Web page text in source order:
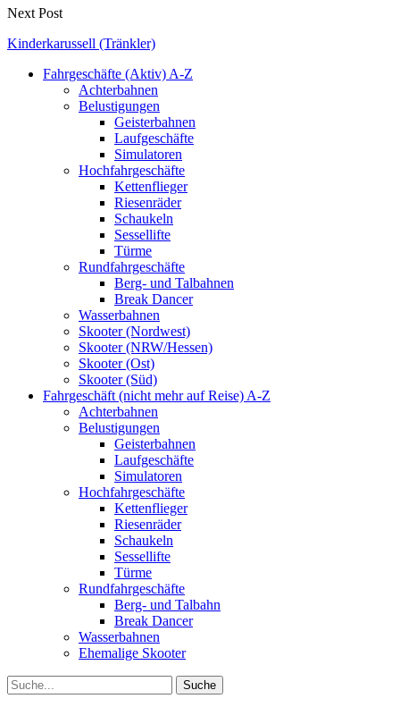
Next Post
Kinderkarussell (Tränkler)
Fahrgeschäfte (Aktiv) A-Z
Achterbahnen
Belustigungen
Geisterbahnen
Laufgeschäfte
Simulatoren
Hochfahrgeschäfte
Kettenflieger
Riesenräder
Schaukeln
Sessellifte
Türme
Rundfahrgeschäfte
Berg- und Talbahnen
Break Dancer
Wasserbahnen
Skooter (Nordwest)
Skooter (NRW/Hessen)
Skooter (Ost)
Skooter (Süd)
Fahrgeschäft (nicht mehr auf Reise) A-Z
Achterbahnen
Belustigungen
Geisterbahnen
Laufgeschäfte
Simulatoren
Hochfahrgeschäfte
Kettenflieger
Riesenräder
Schaukeln
Sessellifte
Türme
Rundfahrgeschäfte
Berg- und Talbahn
Break Dancer
Wasserbahnen
Ehemalige Skooter